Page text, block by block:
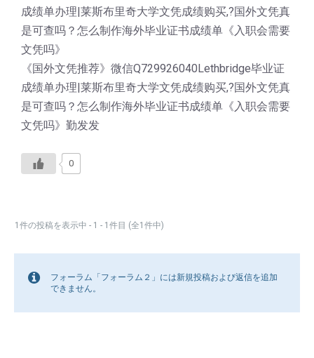
成绩单办理|莱斯布里奇大学文凭成绩购买,?国外文凭真
是可查吗？怎么制作海外毕业证书成绩单《入职会需要
文凭吗》
《国外文凭推荐》微信Q729926040Lethbridge毕业证
成绩单办理|莱斯布里奇大学文凭成绩购买,?国外文凭真
是可查吗？怎么制作海外毕业证书成绩单《入职会需要
文凭吗》勤发发
0
1件の投稿を表示中 - 1 - 1件目 (全1件中)
フォーラム「フォーラム２」には新規投稿および返信を追加
できません。